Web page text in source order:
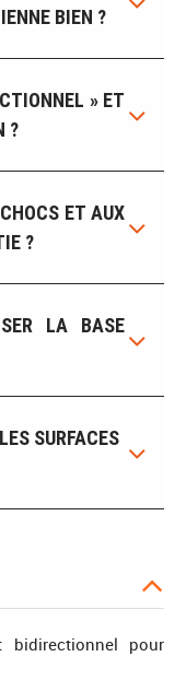
BIEN ?
» ET
?
ET AUX
?
LA BASE
SURFACES
pour